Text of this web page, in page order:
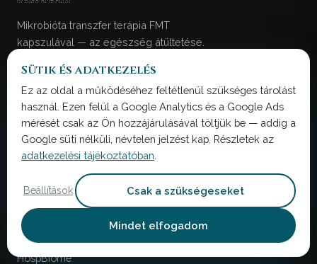
Mikrobióta transzfer terápia FMT
kapszulával — az egészség átültetése.
info@microbiomebank.com
+36 30 013 5000
A weboldalon található információk kizárólag
oktatási és kutatási célokat szolgálnak. Nem
helyettesítik a szakszerű egészségügyi
tanácsadást.
SZOLGÁLTATÁSOK
DiffBiome
HospBiome
Sütik és adatkezelés
Ez az oldal a működéséhez feltétlenül szükséges tárolást
használ. Ezen felül a Google Analytics és a Google Ads
mérését csak az Ön hozzájárulásával töltjük be — addig a
Google süti nélküli, névtelen jelzést kap. Részletek az
adatkezelési tájékoztatóban
Beállítások Csak a szükségeseket
Mindet elfogadom